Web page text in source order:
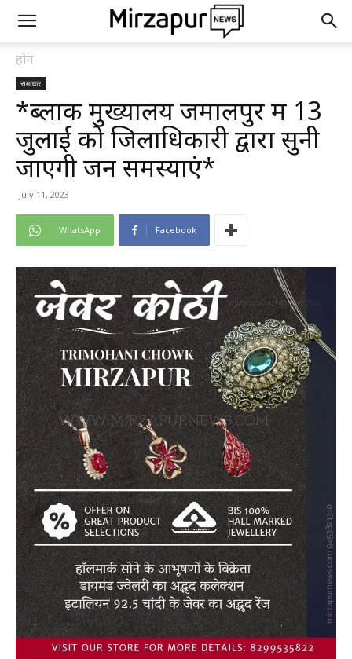
होम
समाचार
*ब्लाक मुख्यालय जमालपुर में 13
जुलाई को जिलाधिकारी द्वारा सुनी
जाएगी जन समस्याएं*
July 11, 2023
WhatsApp Facebook